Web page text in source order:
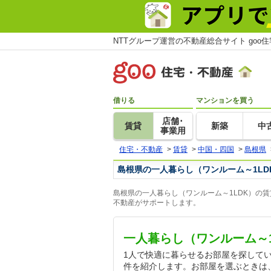
NTTグループ運営の不動産総合サイト goo
借りる
賃貸
店舗･
事業用
マンションを買う
新築 中
住宅・不動産 > 賃貸 > 中国・四国 > 島根県
島根県の一人暮らし（ワンルーム～
島根県の一人暮らし（ワンルーム～1LDK）の
不動産がサポートします。
一人暮らし（ワンルーム
1人で快適に暮らせるお部屋を探して
件を紹介します。お部屋を選ぶとき